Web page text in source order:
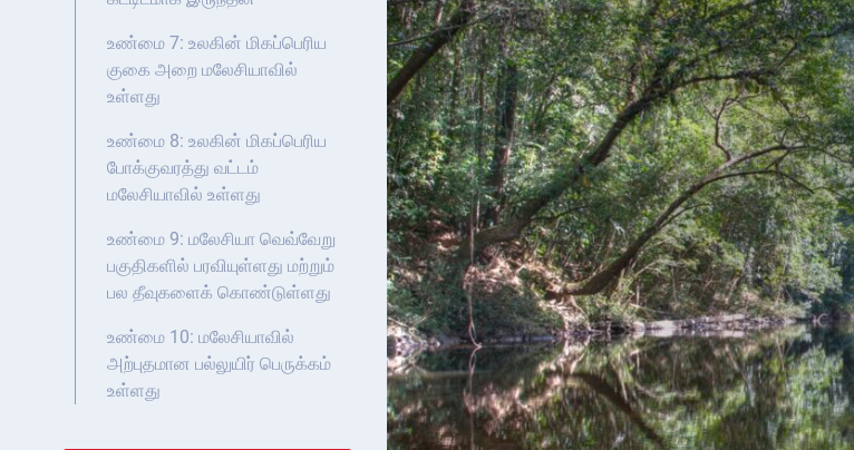
உண்மை 7: உலகின் மிகப்பெரிய
குகை அறை மலேசியாவில்
உள்ளது
உண்மை 8: உலகின் மிகப்பெரிய
போக்குவரத்து வட்டம்
மலேசியாவில் உள்ளது
உண்மை 9: மலேசியா வெவ்வேறு
பகுதிகளில் பரவியுள்ளது மற்றும்
பல தீவுகளைக் கொண்டுள்ளது
உண்மை 10: மலேசியாவில்
அற்புதமான பல்லுயிர் பெருக்கம்
உள்ளது